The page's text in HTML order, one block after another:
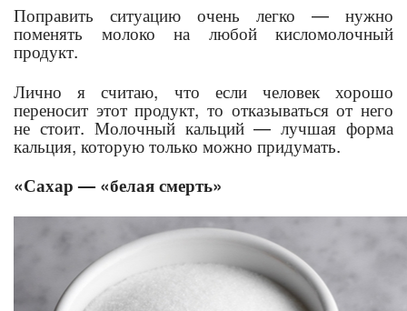
Поправить ситуацию очень легко — нужно
поменять молоко на любой кисломолочный
продукт.
Лично я считаю, что если человек хорошо
переносит этот продукт, то отказываться от него
не стоит. Молочный кальций — лучшая форма
кальция, которую только можно придумать.
«Сахар — «белая смерть»